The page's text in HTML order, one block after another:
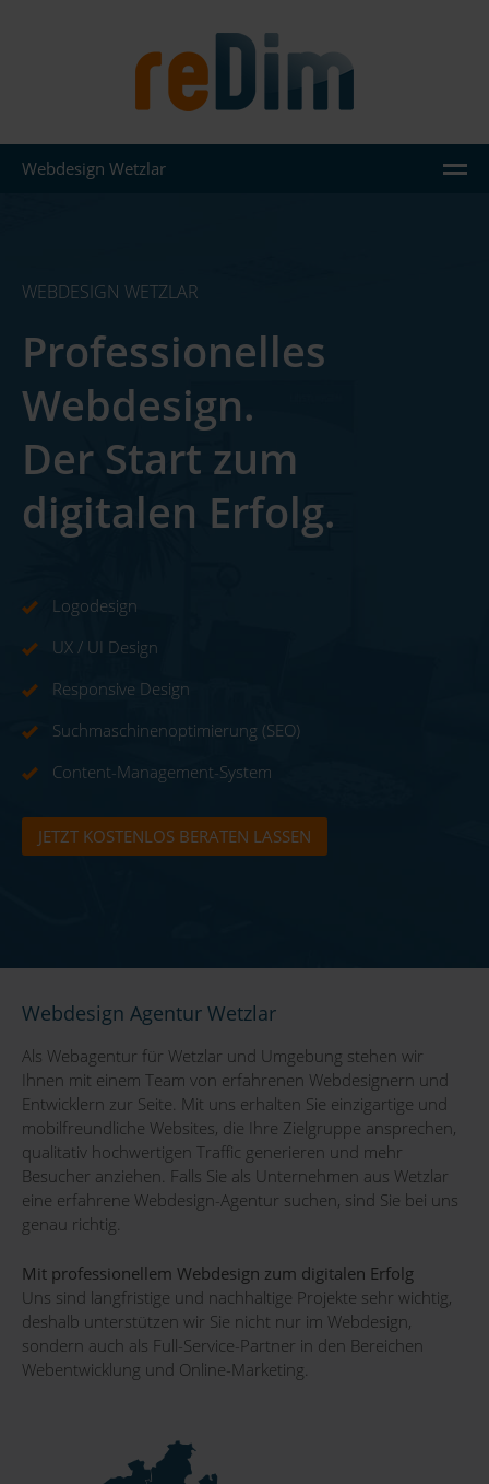
Webdesign Wetzlar
JOOMLA
WORDPRESS
REFERENZEN
WEBDESIGN WETZLAR
Professionelles
Webdesign.
Der Start zum
digitalen Erfolg.
Logodesign
UX / UI Design
Responsive Design
Suchmaschinenoptimierung (SEO)
Content-Management-System
JETZT KOSTENLOS BERATEN LASSEN
Webdesign Agentur Wetzlar
Als Webagentur für Wetzlar und Umgebung stehen wir
Ihnen mit einem Team von erfahrenen Webdesignern und
Entwicklern zur Seite. Mit uns erhalten Sie einzigartige und
mobilfreundliche Websites, die Ihre Zielgruppe ansprechen,
qualitativ hochwertigen Traffic generieren und mehr
Besucher anziehen. Falls Sie als Unternehmen aus Wetzlar
eine erfahrene Webdesign-Agentur suchen, sind Sie bei uns
genau richtig.
Mit professionellem Webdesign zum digitalen Erfolg
Uns sind langfristige und nachhaltige Projekte sehr wichtig,
deshalb unterstützen wir Sie nicht nur im Webdesign,
sondern auch als Full-Service-Partner in den Bereichen
Webentwicklung und Online-Marketing.